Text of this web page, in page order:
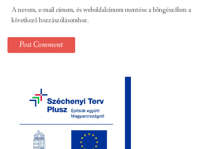
A nevem, e-mail címem, és weboldalcímem mentése a böngészőben a
következő hozzászólásomhoz.